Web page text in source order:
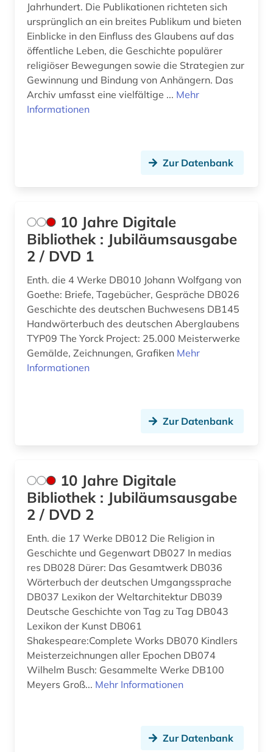
atheismus (1)
atlas (4)
audiobibel (1)
aufklärung (3)
aurelius (2)
ausbildung (1)
autograph (1)
autor (1)
außerkanoische traktate (1)
babylonischer talmud (1)
bantusprachen (1)
barock (4)
barth, karl | theologe; hochschullehrer (5)
basteln (1)
bayern (2)
behinderung (1)
benedikt &lt (1)
benediktinerabtei (1)
Niederlande (6)
Niedersachsen (5)
Nordamerika (1)
Nordrhein-Westfalen (1)
Osteuropa (3)
Palaestina (5)
Polen (2)
Rheinland-Pfalz (2)
Roemisches Reich (1)
Rumänien (2)
Schweden (2)
Schweiz (2)
Serbien (1)
Slowakei (1)
Slowenien (1)
Suedamerika (4)
Suedasien (5)
Suedosteuropa (2)
Thueringen (2)
Jahrhundert. Die Publikationen richteten sich
ursprünglich an ein breites Publikum und bieten
Einblicke in den Einfluss des Glaubens auf das
öffentliche Leben, die Geschichte populärer
religiöser Bewegungen sowie die Strategien zur
Gewinnung und Bindung von Anhängern. Das
Archiv umfasst eine vielfältige ... Mehr
Informationen
Zur Datenbank
10 Jahre Digitale
Bibliothek : Jubiläumsausgabe
2 / DVD 1
Enth. die 4 Werke DB010 Johann Wolfgang von
Goethe: Briefe, Tagebücher, Gespräche DB026
Geschichte des deutschen Buchwesens DB145
Handwörterbuch des deutschen Aberglaubens
TYP09 The Yorck Project: 25.000 Meisterwerke
Gemälde, Zeichnungen, Grafiken Mehr
Informationen
Zur Datenbank
10 Jahre Digitale
Bibliothek : Jubiläumsausgabe
2 / DVD 2
Enth. die 17 Werke DB012 Die Religion in
Geschichte und Gegenwart DB027 In medias
res DB028 Dürer: Das Gesamtwerk DB036
Wörterbuch der deutschen Umgangssprache
DB037 Lexikon der Weltarchitektur DB039
Deutsche Geschichte von Tag zu Tag DB043
Lexikon der Kunst DB061
Shakespeare:Complete Works DB070 Kindlers
Meisterzeichnungen aller Epochen DB074
Wilhelm Busch: Gesammelte Werke DB100
Meyers Groß... Mehr Informationen
Zur Datenbank